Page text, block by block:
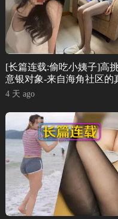
[长篇连载:偷吃小姨子]高
意银对象-来自海角社区的
4 天 ago